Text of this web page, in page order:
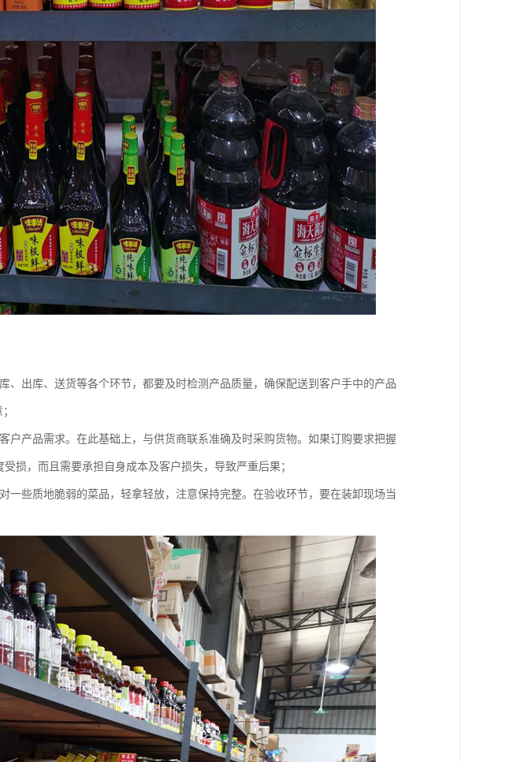
、出库、送货等各个环节，都要及时检测产品质量，确保配送到客户手中的产品
户产品需求。在此基础上，与供货商联系准确及时采购货物。如果订购要求把握
损，而且需要承担自身成本及客户损失，导致严重后果；
一些质地脆弱的菜品，轻拿轻放，注意保持完整。在验收环节，要在装卸现场当